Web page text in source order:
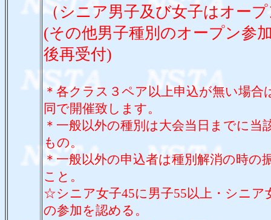
（シニア男子及び女子はオー
(その他男子種別のオープン参
後再受付)
＊各クラス３ペア以上申込が無い場合
同で開催致します。
＊一般以外の種別は大会当日までに当
もの。
＊一般以外の申込者は種別解消の時の
こと。
☆シニア女子45に男子55以上・シニア
の参加を認める。